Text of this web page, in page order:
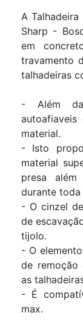
A
Sharp -
em
travamento
talhadeiras
- Além
material.
- Isto
material
presa
durante toda
- O cinzel
de
tijolo.
- O
de remoção
as
- É
max.